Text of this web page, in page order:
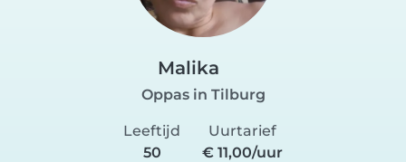
Malika
Oppas in Tilburg
Leeftijd
50
Uurtarief
€ 11,00/uur